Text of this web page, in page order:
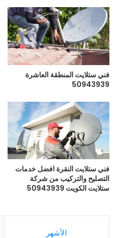
فني ستلايت المنطقة العاشرة
50943939
فني ستلايت النقرة افضل خدمات
التصليح والتركيب من شركة
ستلايت الكويت 50943939
الأشهر